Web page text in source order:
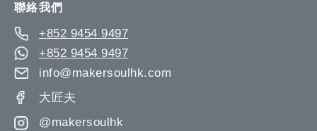
聯絡我們
+852 9454 9497
+852 9454 9497
info@makersoulhk.com
大匠夫
@makersoulhk